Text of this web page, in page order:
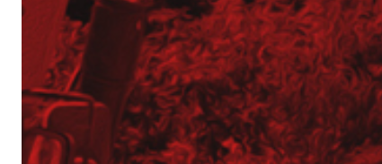
Baza TERGON w dniu 14 lipca 2026
Wynajem maszyn
Jubileusz: 20-lecie KONKRET i 10-lecie TERGON
Operator Wiertnicy – Kotwiarki (K/M)